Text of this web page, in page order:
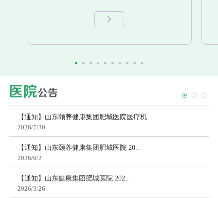
【通知】山东颐养健康集团肥城医院医疗机..
2026/7/30
【通知】山东颐养健康集团肥城医院 20..
2026/6/2
【通知】山东健康集团肥城医院 202..
2026/3/26